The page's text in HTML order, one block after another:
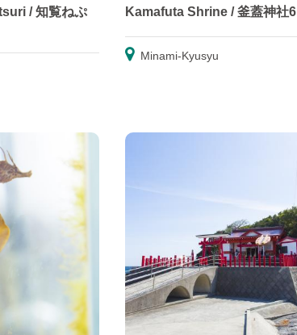
/ 知覧ねぷ
Kamafuta Shrine / 釜蓋神社6
Minami-Kyusyu